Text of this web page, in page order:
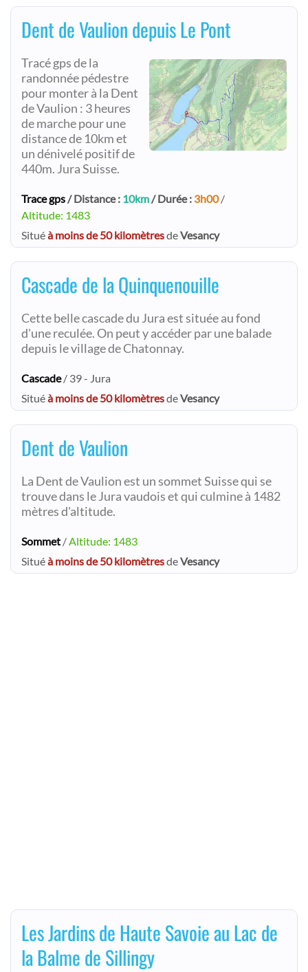
Dent de Vaulion depuis Le Pont
Tracé gps de la
randonnée pédestre
pour monter à la Dent
de Vaulion : 3 heures
de marche pour une
distance de 10km et
un dénivelé positif de
440m. Jura Suisse.
Trace gps/ Distance : 10km/ Durée : 3h00/
Altitude: 1483
Situéà moins de 50 kilomètresdeVesancy
Cascade de la Quinquenouille
Cette belle cascade du Jura est située au fond
d'une reculée. On peut y accéder par une balade
depuis le village de Chatonnay.
Cascade/ 39 - Jura
Situéà moins de 50 kilomètresdeVesancy
Dent de Vaulion
La Dent de Vaulion est un sommet Suisse qui se
trouve dans le Jura vaudois et qui culmine à 1482
mètres d'altitude.
Sommet /Altitude: 1483
Situéà moins de 50 kilomètresdeVesancy
Les Jardins de Haute Savoie au Lac de
la Balme de Sillingy